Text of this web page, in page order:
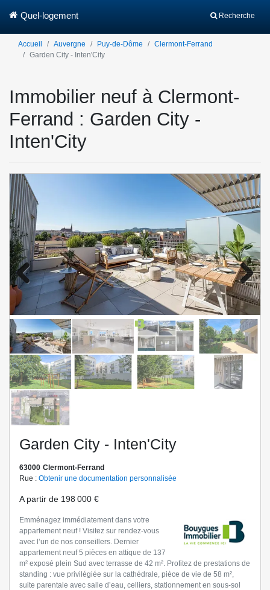
Recherche
Quel-logement
Accueil Auvergne Puy-de-Dôme
Clermont-Ferrand
Garden City - Inten'City
Immobilier neuf à Clermont-
Ferrand : Garden City -
Inten'City
Previo
us
Next
Garden City - Inten'City
63000 Clermont-Ferrand
Rue : Obtenir une documentation personnalisée
A partir de 198 000 €
Emménagez immédiatement dans votre
appartement neuf ! Visitez sur rendez-vous
avec l’un de nos conseillers. Dernier
appartement neuf 5 pièces en attique de 137
m² exposé plein Sud avec terrasse de 42 m². Profitez de prestations de
standing : vue privilégiée sur la cathédrale, pièce de vie de 58 m²,
suite parentale avec salle d’eau, celliers, stationnement en sous-sol